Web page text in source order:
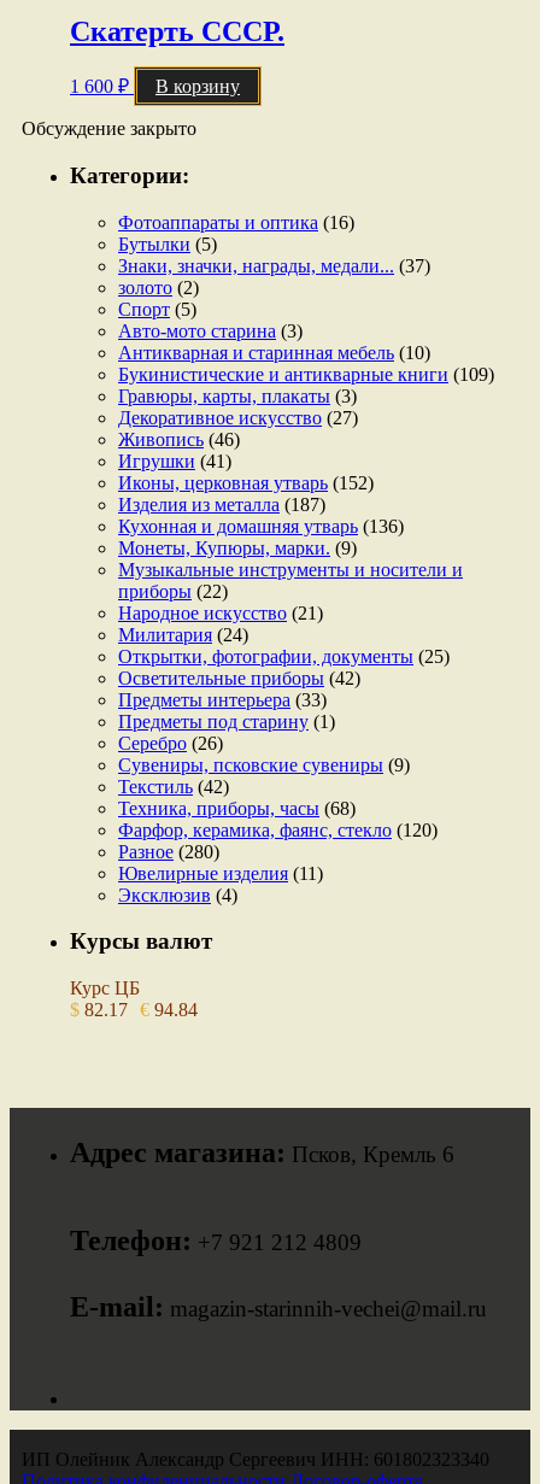
Скатерть СССР.
1 600 ₽ В корзину
Обсуждение закрыто
Категории:
Фотоаппараты и оптика (16)
Бутылки (5)
Знаки, значки, награды, медали... (37)
золото (2)
Спорт (5)
Авто-мото старина (3)
Антикварная и старинная мебель (10)
Букинистические и антикварные книги (109)
Гравюры, карты, плакаты (3)
Декоративное искусство (27)
Живопись (46)
Игрушки (41)
Иконы, церковная утварь (152)
Изделия из металла (187)
Кухонная и домашняя утварь (136)
Монеты, Купюры, марки. (9)
Музыкальные инструменты и носители и
приборы (22)
Народное искусство (21)
Милитария (24)
Открытки, фотографии, документы (25)
Осветительные приборы (42)
Предметы интерьера (33)
Предметы под старину (1)
Серебро (26)
Сувениры, псковские сувениры (9)
Текстиль (42)
Техника, приборы, часы (68)
Фарфор, керамика, фаянс, стекло (120)
Разное (280)
Ювелирные изделия (11)
Эксклюзив (4)
Курсы валют
Курс ЦБ
$ 82.17 € 94.84
Адрес магазина: Псков, Кремль 6
Телефон: +7 921 212 4809
E-mail: magazin-starinnih-vechei@mail.ru
ИП Олейник Александр Сергеевич ИНН: 601802323340